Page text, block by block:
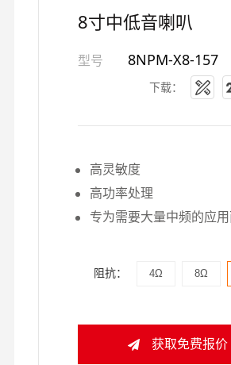
8寸中低音喇叭
型号 8NPM-X8-157
下载：
高灵敏度
高功率处理
专为需要大量中频的应
阻抗： 4Ω 8Ω
获取免费报价